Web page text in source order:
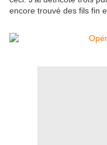
encore trouvé des fils fin